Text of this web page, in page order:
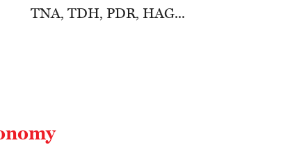
TNA, TDH, PDR, HAG...